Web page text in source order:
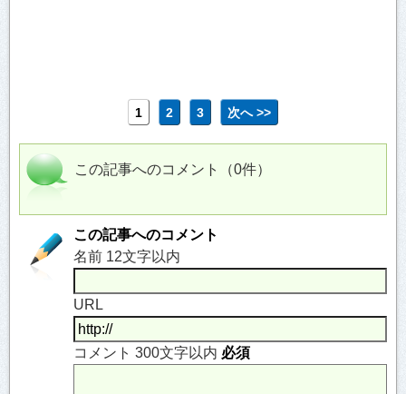
1 2 3 次へ >>
この記事へのコメント（0件）
この記事へのコメント
名前 12文字以内
URL
コメント 300文字以内 必須